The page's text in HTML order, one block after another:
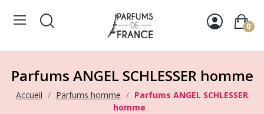
0
Parfums ANGEL SCHLESSER homme
Accueil Parfums homme
Parfums ANGEL SCHLESSER
homme